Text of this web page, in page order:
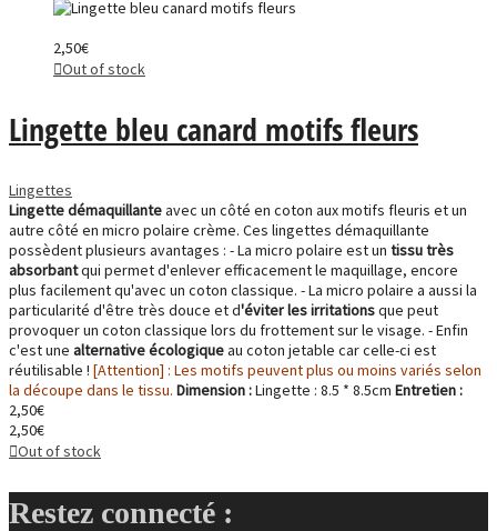
2,50€
Out of stock
Lingette bleu canard motifs fleurs
Lingettes
Lingette démaquillanteavec un côté en coton aux motifs fleuris et un
autre côté en micro polaire crème. Ces lingettes démaquillante
possèdent plusieurs avantages : - La micro polaire est un tissu très
absorbantqui permet d'enlever efficacement le maquillage, encore
plus facilement qu'avec un coton classique. - La micro polaire a aussi la
particularité d'être très douce et d'éviter les irritationsque peut
provoquer un coton classique lors du frottement sur le visage. - Enfin
c'est une alternative écologiqueau coton jetable car celle-ci est
réutilisable ! [Attention] : Les motifs peuvent plus ou moins variés selon
la découpe dans le tissu. Dimension :Lingette : 8.5 * 8.5cm Entretien :
2,50€
2,50€
Out of stock
Restez connecté :